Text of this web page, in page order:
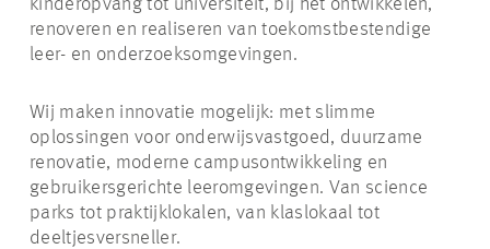
CARRIERE
CONTACT
kinderopvang tot universiteit, bij het ontwikkelen,
renoveren en realiseren van toekomstbestendige
leer- en onderzoeksomgevingen.
Wij maken innovatie mogelijk: met slimme
oplossingen voor onderwijsvastgoed, duurzame
renovatie, moderne campusontwikkeling en
gebruikersgerichte leeromgevingen. Van science
parks tot praktijklokalen, van klaslokaal tot
deeltjesversneller.